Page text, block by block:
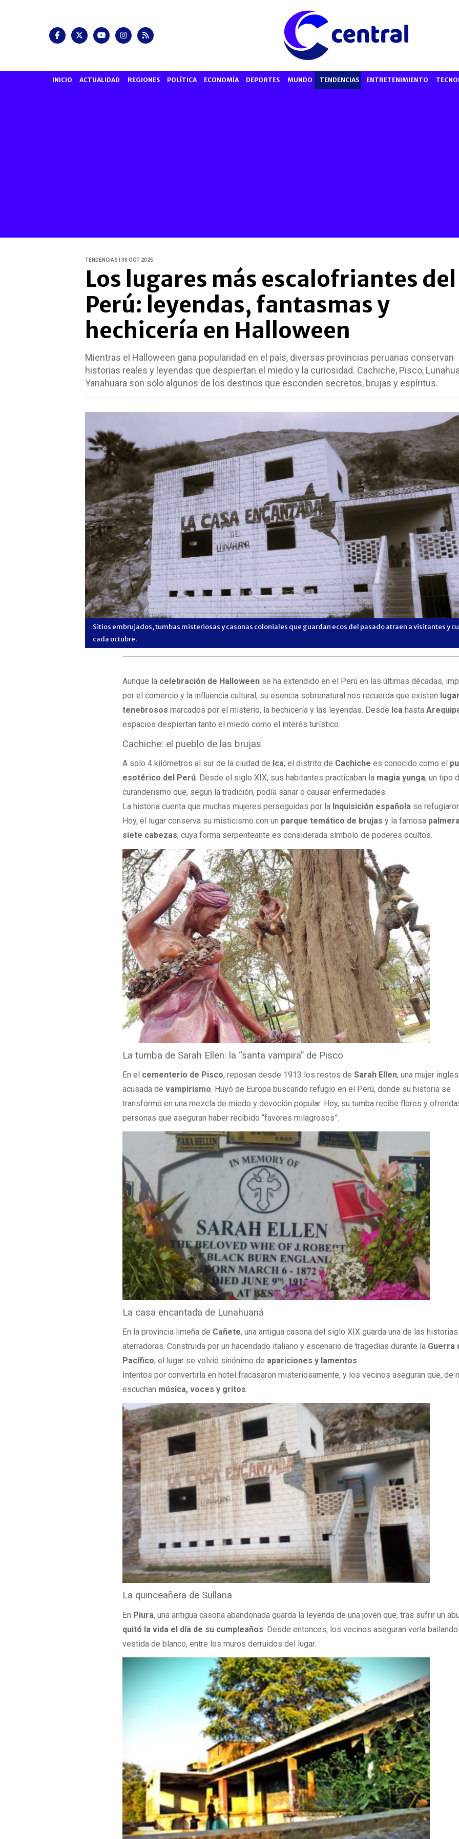
INICIO ACTUALIDAD REGIONES POLÍTICA ECONOMÍA DEPORTES MUNDO TENDENCIAS ENTRETENIMIENTO
TENDENCIAS | 30 OCT 2025
Los lugares más escalofriantes del
Perú: leyendas, fantasmas y
hechicería en Halloween
Mientras el Halloween gana popularidad en el país, diversas provincias peruanas conservan
historias reales y leyendas que despiertan el miedo y la curiosidad. Cachiche, Pisco,
Yanahuara son solo algunos de los destinos que esconden secretos, brujas y espíritus.
Sitios embrujados, tumbas misteriosas y casonas coloniales que guardan ecos del pasado atraen a visitantes y
cada octubre.
Aunque la celebración de Halloween se ha extendido en el Perú en las últimas décadas,
por el comercio y la influencia cultural, su esencia sobrenatural nos recuerda que existen
tenebrosos marcados por el misterio, la hechicería y las leyendas. Desde Ica hasta
espacios despiertan tanto el miedo como el interés turístico.
Cachiche: el pueblo de las brujas
A solo 4 kilómetros al sur de la ciudad de Ica, el distrito de Cachiche es conocido como el
esotérico del Perú. Desde el siglo XIX, sus habitantes practicaban la magia yunga, un tipo
curanderismo que, según la tradición, podía sanar o causar enfermedades.
La historia cuenta que muchas mujeres perseguidas por la Inquisición española se
Hoy, el lugar conserva su misticismo con un parque temático de brujas y la famosa
siete cabezas, cuya forma serpenteante es considerada símbolo de poderes ocultos.
La tumba de Sarah Ellen: la “santa vampira” de Pisco
En el cementerio de Pisco, reposan desde 1913 los restos deSarah Ellen, una mujer
acusada devampirismo. Huyó de Europa buscando refugio en el Perú, donde su historia se
transformó en una mezcla de miedo y devoción popular. Hoy, su tumba recibe flores y
personas que aseguran haber recibido “favores milagrosos”.
La casa encantada de Lunahuaná
En la provincia limeña de Cañete, una antigua casona del siglo XIX guarda una de las
aterradoras. Construida por un hacendado italiano y escenario de tragedias durante la Guerra
Pacífico, el lugar se volvió sinónimo de apariciones y lamentos.
Intentos por convertirla en hotel fracasaron misteriosamente, y los vecinos aseguran que, de
escuchan música, voces y gritos.
La quinceañera de Sullana
En Piura, una antigua casona abandonada guarda la leyenda de una joven que, tras sufrir un
quitó la vida el día de su cumpleaños . Desde entonces, los vecinos aseguran verla
vestida de blanco, entre los muros derruidos del lugar.